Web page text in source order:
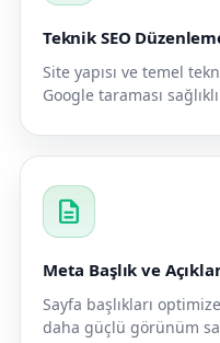
Teknik SEO
Site yapısı ve temel
Google taraması
description
Meta Başlık ve
Sayfa başlıkları
daha güçlü görünüm